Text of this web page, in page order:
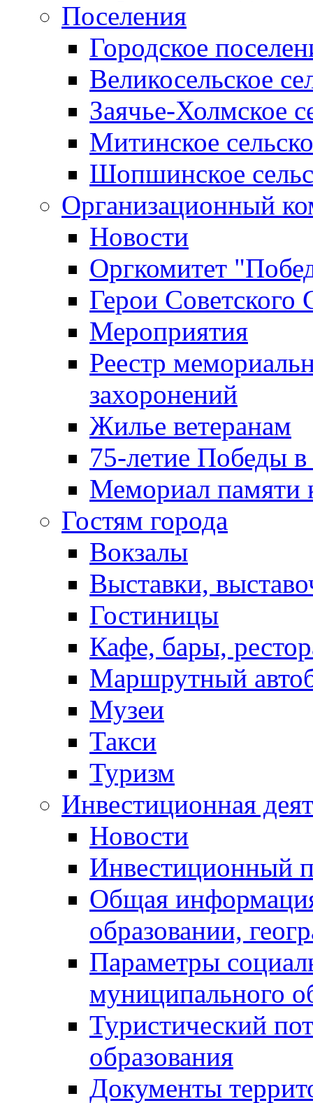
Поселения
Городское
Великосельское
Заячье-Холмское
Митинское
Шопшинское
Организационный
Новости
Оргкомитет
Герои Советского
Мероприятия
Реестр
захоронений
Жилье ветеранам
75-летие Победы
Мемориал памяти
Гостям города
Вокзалы
Выставки,
Гостиницы
Кафе, бары,
Маршрутный
Музеи
Такси
Туризм
Инвестиционная
Новости
Инвестиционный
Общая
образовании,
Параметры
муниципального
Туристический
образования
Документы